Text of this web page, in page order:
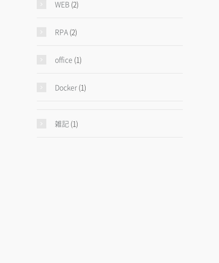
WEB (2)
RPA (2)
office (1)
Docker (1)
雑記 (1)